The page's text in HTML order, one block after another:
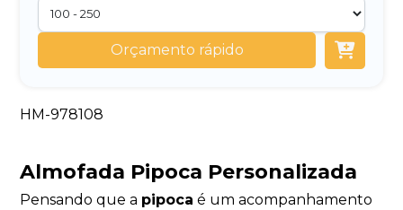
Orçamento rápido
HM-978108
Almofada Pipoca Personalizada
Pensando que a pipoca é um acompanhamento